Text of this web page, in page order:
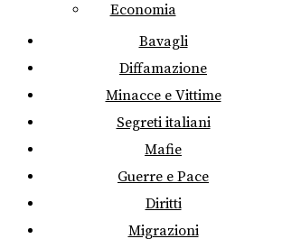
Economia
Bavagli
Diffamazione
Minacce e Vittime
Segreti italiani
Mafie
Guerre e Pace
Diritti
Migrazioni